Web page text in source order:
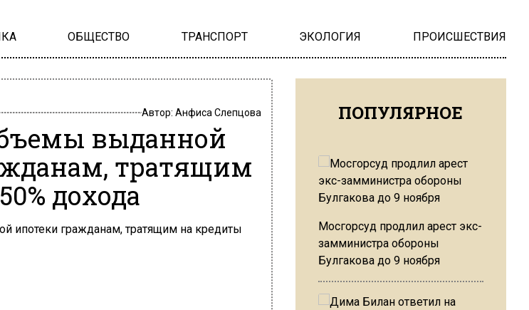
ОБЩЕСТВО ТРАНСПОРТ ЭКОЛОГИЯ ПРОИСШЕСТВИЯ
Автор: Анфиса Слепцова
выданной
тратящим
дохода
ПОПУЛЯРНОЕ
Мосгорсуд продлил арест экс-
замминистра обороны
Булгакова до 9 ноября